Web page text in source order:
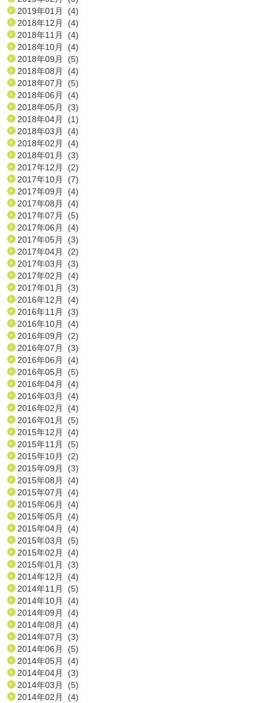
2019年01月 (4)
2018年12月 (4)
2018年11月 (4)
2018年10月 (4)
2018年09月 (5)
2018年08月 (4)
2018年07月 (5)
2018年06月 (4)
2018年05月 (3)
2018年04月 (1)
2018年03月 (4)
2018年02月 (4)
2018年01月 (3)
2017年12月 (2)
2017年10月 (7)
2017年09月 (4)
2017年08月 (4)
2017年07月 (5)
2017年06月 (4)
2017年05月 (3)
2017年04月 (2)
2017年03月 (3)
2017年02月 (4)
2017年01月 (3)
2016年12月 (4)
2016年11月 (3)
2016年10月 (4)
2016年09月 (2)
2016年07月 (3)
2016年06月 (4)
2016年05月 (5)
2016年04月 (4)
2016年03月 (4)
2016年02月 (4)
2016年01月 (5)
2015年12月 (4)
2015年11月 (5)
2015年10月 (2)
2015年09月 (3)
2015年08月 (4)
2015年07月 (4)
2015年06月 (4)
2015年05月 (4)
2015年04月 (4)
2015年03月 (5)
2015年02月 (4)
2015年01月 (3)
2014年12月 (4)
2014年11月 (5)
2014年10月 (4)
2014年09月 (4)
2014年08月 (4)
2014年07月 (3)
2014年06月 (5)
2014年05月 (4)
2014年04月 (3)
2014年03月 (5)
2014年02月 (4)